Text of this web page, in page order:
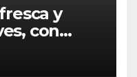
y
con
para